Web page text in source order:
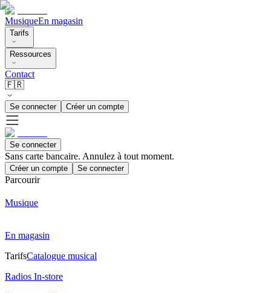
MusiqueEn magasin
Tarifs
Ressources
Contact
🇫🇷
Se connecter Créer un compte
Se connecter
Sans carte bancaire. Annulez à tout moment.
Créer un compte Se connecter
Parcourir
Musique
En magasin
TarifsCatalogue musical
Radios In-store